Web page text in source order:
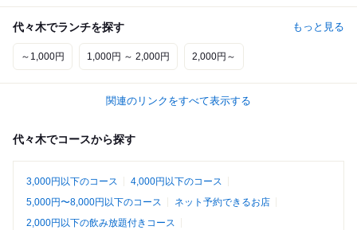
代々木でランチを探す もっと見る
～1,000円 1,000円 ～ 2,000円 2,000円～
関連のリンクをすべて表示する
代々木でコースから探す
3,000円以下のコース
4,000円以下のコース
5,000円〜8,000円以下のコース
ネット予約できるお店
2,000円以下の飲み放題付きコース